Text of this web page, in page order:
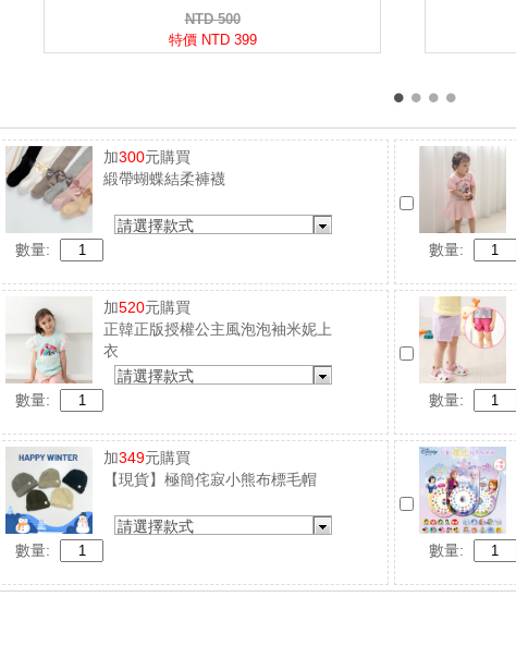
加300元購買
緞帶蝴蝶結柔褲襪
請選擇款式
數量:
數量:
加520元購買
正韓正版授權公主風泡泡袖米妮上
衣
請選擇款式
數量:
數量:
加349元購買
【現貨】極簡侘寂小熊布標毛帽
請選擇款式
數量:
數量: